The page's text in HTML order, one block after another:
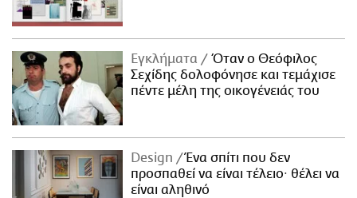
Εγκλήματα
Όταν ο Θεόφιλος
Σεχίδης δολοφόνησε και τεμάχισε
πέντε μέλη της οικογένειάς του
Design
Ένα σπίτι που δεν
προσπαθεί να είναι τέλειο· θέλει να
είναι αληθινό